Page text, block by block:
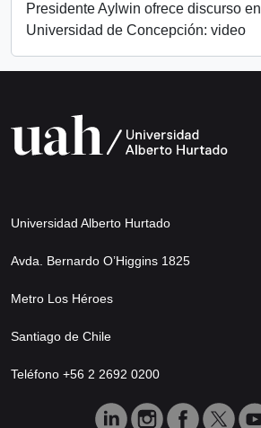
Presidente Aylwin ofrece discurso en
Universidad de Concepción: video
Universidad Alberto Hurtado
Avda. Bernardo O’Higgins 1825
Metro Los Héroes
Santiago de Chile
Teléfono +56 2 2692 0200